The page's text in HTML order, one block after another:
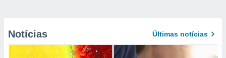
Notícias Últimas notícias